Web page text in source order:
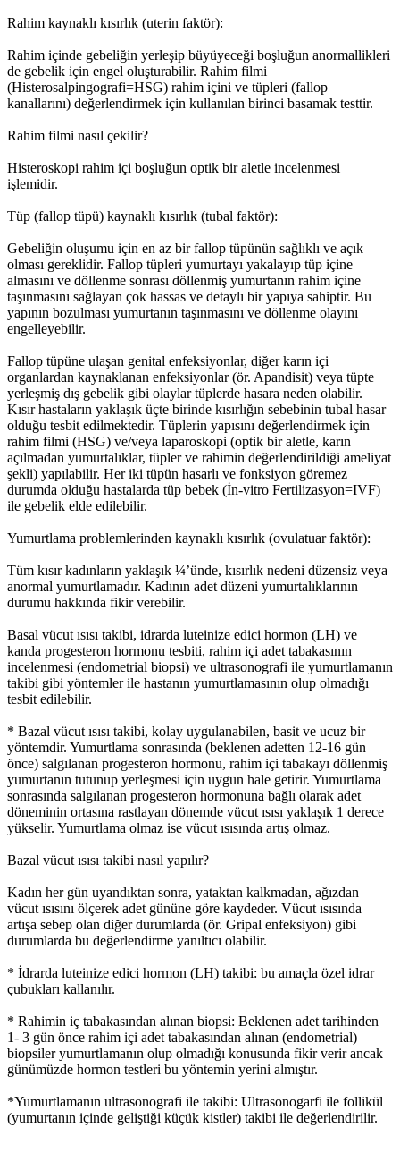
Rahim kaynaklı kısırlık (uterin faktör):
Rahim içinde gebeliğin yerleşip büyüyeceği boşluğun anormallikleri
de gebelik için engel oluşturabilir. Rahim filmi
(Histerosalpingografi=HSG) rahim içini ve tüpleri (fallop
kanallarını) değerlendirmek için kullanılan birinci basamak testtir.
Rahim filmi nasıl çekilir?
Histeroskopi rahim içi boşluğun optik bir aletle incelenmesi
işlemidir.
Tüp (fallop tüpü) kaynaklı kısırlık (tubal faktör):
Gebeliğin oluşumu için en az bir fallop tüpünün sağlıklı ve açık
olması gereklidir. Fallop tüpleri yumurtayı yakalayıp tüp içine
almasını ve döllenme sonrası döllenmiş yumurtanın rahim içine
taşınmasını sağlayan çok hassas ve detaylı bir yapıya sahiptir. Bu
yapının bozulması yumurtanın taşınmasını ve döllenme olayını
engelleyebilir.
Fallop tüpüne ulaşan genital enfeksiyonlar, diğer karın içi
organlardan kaynaklanan enfeksiyonlar (ör. Apandisit) veya tüpte
yerleşmiş dış gebelik gibi olaylar tüplerde hasara neden olabilir.
Kısır hastaların yaklaşık üçte birinde kısırlığın sebebinin tubal hasar
olduğu tesbit edilmektedir. Tüplerin yapısını değerlendirmek için
rahim filmi (HSG) ve/veya laparoskopi (optik bir aletle, karın
açılmadan yumurtalıklar, tüpler ve rahimin değerlendirildiği ameliyat
şekli) yapılabilir. Her iki tüpün hasarlı ve fonksiyon göremez
durumda olduğu hastalarda tüp bebek (İn-vitro Fertilizasyon=IVF)
ile gebelik elde edilebilir.
Yumurtlama problemlerinden kaynaklı kısırlık (ovulatuar faktör):
Tüm kısır kadınların yaklaşık ¼’ünde, kısırlık nedeni düzensiz veya
anormal yumurtlamadır. Kadının adet düzeni yumurtalıklarının
durumu hakkında fikir verebilir.
Basal vücut ısısı takibi, idrarda luteinize edici hormon (LH) ve
kanda progesteron hormonu tesbiti, rahim içi adet tabakasının
incelenmesi (endometrial biopsi) ve ultrasonografi ile yumurtlamanın
takibi gibi yöntemler ile hastanın yumurtlamasının olup olmadığı
tesbit edilebilir.
* Bazal vücut ısısı takibi, kolay uygulanabilen, basit ve ucuz bir
yöntemdir. Yumurtlama sonrasında (beklenen adetten 12-16 gün
önce) salgılanan progesteron hormonu, rahim içi tabakayı döllenmiş
yumurtanın tutunup yerleşmesi için uygun hale getirir. Yumurtlama
sonrasında salgılanan progesteron hormonuna bağlı olarak adet
döneminin ortasına rastlayan dönemde vücut ısısı yaklaşık 1 derece
yükselir. Yumurtlama olmaz ise vücut ısısında artış olmaz.
Bazal vücut ısısı takibi nasıl yapılır?
Kadın her gün uyandıktan sonra, yataktan kalkmadan, ağızdan
vücut ısısını ölçerek adet gününe göre kaydeder. Vücut ısısında
artışa sebep olan diğer durumlarda (ör. Gripal enfeksiyon) gibi
durumlarda bu değerlendirme yanıltıcı olabilir.
* İdrarda luteinize edici hormon (LH) takibi: bu amaçla özel idrar
çubukları kallanılır.
* Rahimin iç tabakasından alınan biopsi: Beklenen adet tarihinden
1- 3 gün önce rahim içi adet tabakasından alınan (endometrial)
biopsiler yumurtlamanın olup olmadığı konusunda fikir verir ancak
günümüzde hormon testleri bu yöntemin yerini almıştır.
*Yumurtlamanın ultrasonografi ile takibi: Ultrasonogarfi ile follikül
(yumurtanın içinde geliştiği küçük kistler) takibi ile değerlendirilir.